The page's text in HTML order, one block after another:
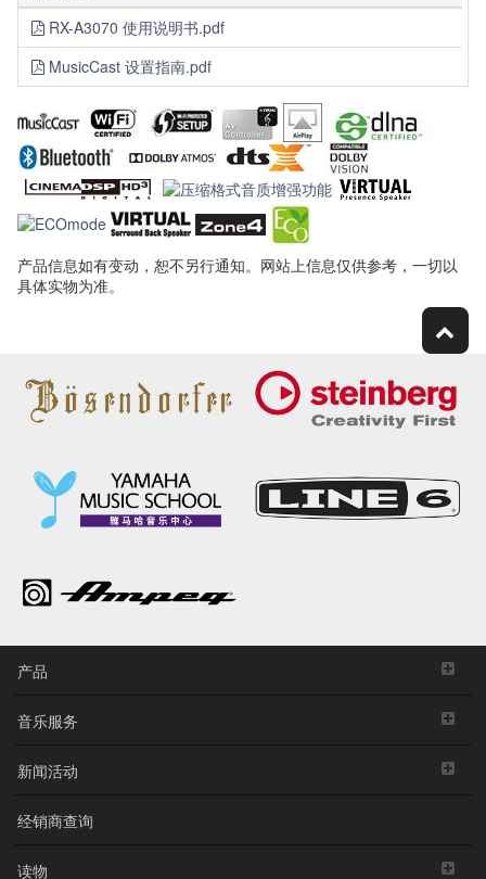
RX-A3070 使用说明书.pdf
MusicCast 设置指南.pdf
产品信息如有变动，恕不另行通知。网站上信息仅供参考，一切以
具体实物为准。
产品
音乐服务
新闻活动
经销商查询
读物